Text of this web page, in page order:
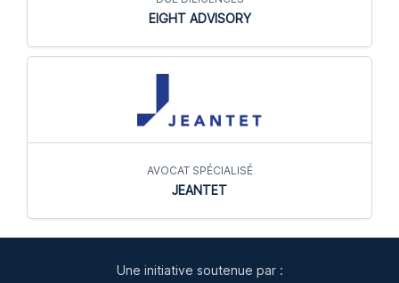
EIGHT ADVISORY
AVOCAT SPÉCIALISÉ
JEANTET
Une initiative soutenue par :